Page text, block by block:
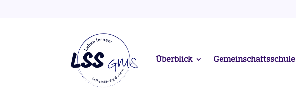
Überblick Gemeinschaftsschule